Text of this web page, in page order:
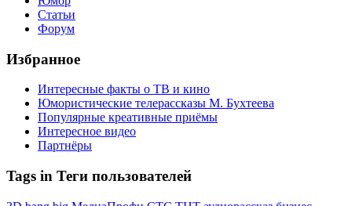
Статьи
Форум
Избранное
Интересные факты о ТВ и кино
Юмористические телерассказы М. Бухтеева
Популярные креативные приёмы
Интересное видео
Партнёры
Tags in Теги пользователей